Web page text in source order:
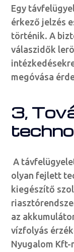
Egy
érkező jelzés
történik. A
válaszidők
megóvása
3,
A
olyan fejlett
kiegészítő
az
vízfolyás
Nyugalom